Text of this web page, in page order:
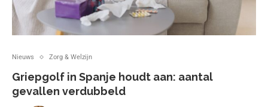
Nieuws Zorg & Welzijn
Griepgolf in Spanje houdt aan: aantal
gevallen verdubbeld